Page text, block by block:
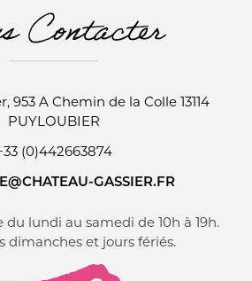
Contacter
953 A Chemin de la Colle 13114
PUYLOUBIER
(0)442663874
GASSIER.FR
lundi au samedi de 10h à 19h.
dimanches et jours fériés.